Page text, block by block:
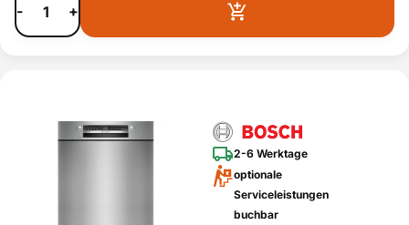
- +
2-6 Werktage
optionale
Serviceleistungen
buchbar